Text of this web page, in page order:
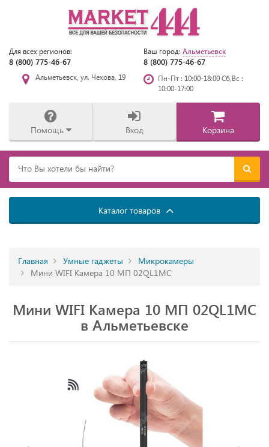
Для всех регионов:
8 (800) 775-46-67
Ваш город: Альметьевск
8 (800) 775-46-67
Альметьевск, ул. Чехова, 19
Пн-Пт : 10:00-18:00 Сб,Вс :
10:00-17:00
Помощь Вход Корзина
Каталог товаров
Главная Умные гаджеты
Микрокамеры
Мини WIFI Камера 10 МП 02QL1MC
Мини WIFI Камера 10 МП 02QL1MC
в Альметьевске